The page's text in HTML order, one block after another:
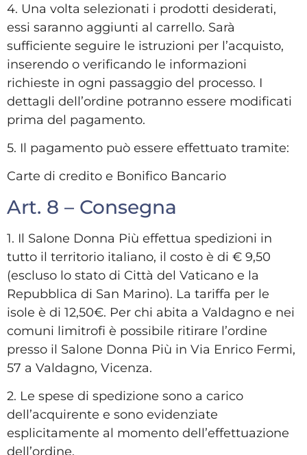
4. Una volta selezionati i prodotti desiderati,
essi saranno aggiunti al carrello. Sarà
sufficiente seguire le istruzioni per l’acquisto,
inserendo o verificando le informazioni
richieste in ogni passaggio del processo. I
dettagli dell’ordine potranno essere modificati
prima del pagamento.
5. Il pagamento può essere effettuato tramite:
Carte di credito e Bonifico Bancario
Art. 8 – Consegna
1. Il Salone Donna Più effettua spedizioni in
tutto il territorio italiano, il costo è di € 9,50
(escluso lo stato di Città del Vaticano e la
Repubblica di San Marino). La tariffa per le
isole è di 12,50€. Per chi abita a Valdagno e nei
comuni limitrofi è possibile ritirare l’ordine
presso il Salone Donna Più in Via Enrico Fermi,
57 a Valdagno, Vicenza.
2. Le spese di spedizione sono a carico
dell’acquirente e sono evidenziate
esplicitamente al momento dell’effettuazione
dell’ordine.